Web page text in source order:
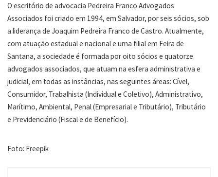
O escritório de advocacia Pedreira Franco Advogados
Associados foi criado em 1994, em Salvador, por seis sócios, sob
a liderança de Joaquim Pedreira Franco de Castro. Atualmente,
com atuação estadual e nacional e uma filial em Feira de
Santana, a sociedade é formada por oito sócios e quatorze
advogados associados, que atuam na esfera administrativa e
judicial, em todas as instâncias, nas seguintes áreas: Cível,
Consumidor, Trabalhista (Individual e Coletivo), Administrativo,
Marítimo, Ambiental, Penal (Empresarial e Tributário), Tributário
e Previdenciário (Fiscal e de Benefício).
Foto: Freepik